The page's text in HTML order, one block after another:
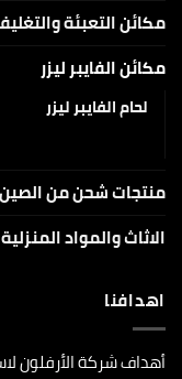
مكائن التعبئة
مكائن الفايبر ليزر
لحام الفايبر ليزر
منتجات شحن من الصين
الاثاث والمواد المنزلية
اهدافنا
أهداف شركة الأرفلون